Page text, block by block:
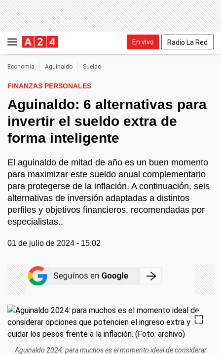
En vivo Radio La Red
Economía Aguinaldo Sueldo
FINANZAS PERSONALES
Aguinaldo: 6 alternativas para
invertir el sueldo extra de
forma inteligente
El aguinaldo de mitad de año es un buen momento
para maximizar este sueldo anual complementario
para protegerse de la inflación. A continuación, seis
alternativas de inversión adaptadas a distintos
perfiles y objetivos financieros, recomendadas por
especialistas..
01 de julio de 2024 - 15:02
Aguinaldo 2024: para muchos es el momento ideal de considerar